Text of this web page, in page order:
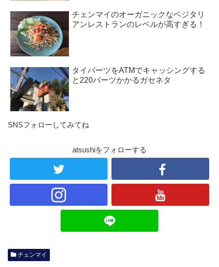
チェンマイのオーガニックなベジタリ
アンレストランのレベルが高すぎる！
タイバーツをATMでキャッシングする
と220バーツかかるガセネタ
SNSフォローしてみてね
atsushiをフォローする
チェンマイ